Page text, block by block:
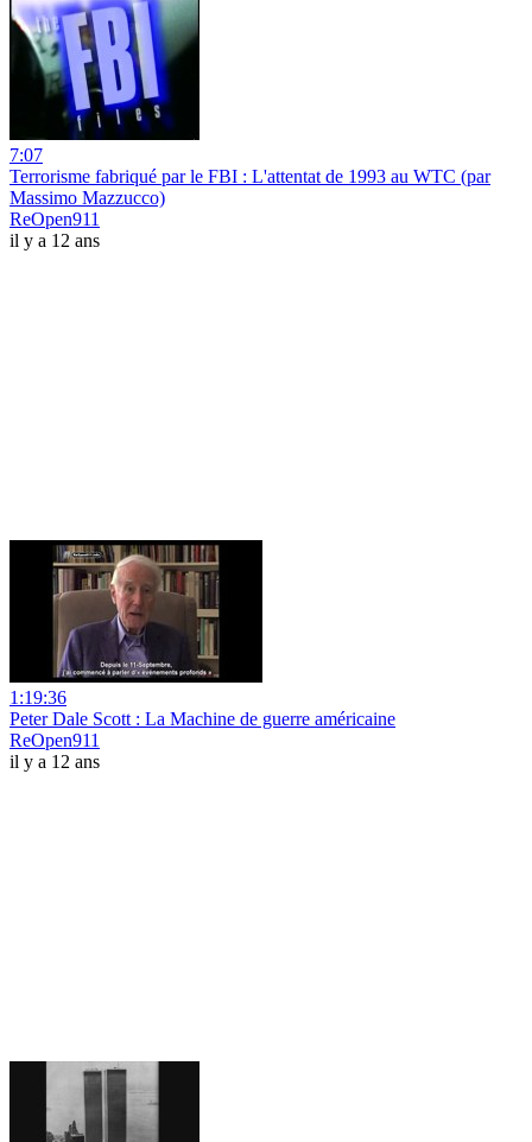
7:07
Terrorisme fabriqué par le FBI : L'attentat de 1993 au WTC (par
Massimo Mazzucco)
ReOpen911
il y a 12 ans
1:19:36
Peter Dale Scott : La Machine de guerre américaine
ReOpen911
il y a 12 ans